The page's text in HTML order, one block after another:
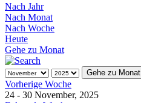
Nach Jahr
Nach Monat
Nach Woche
Heute
Gehe zu Monat
Gehe zu Monat
Vorherige Woche
24 - 30 November, 2025